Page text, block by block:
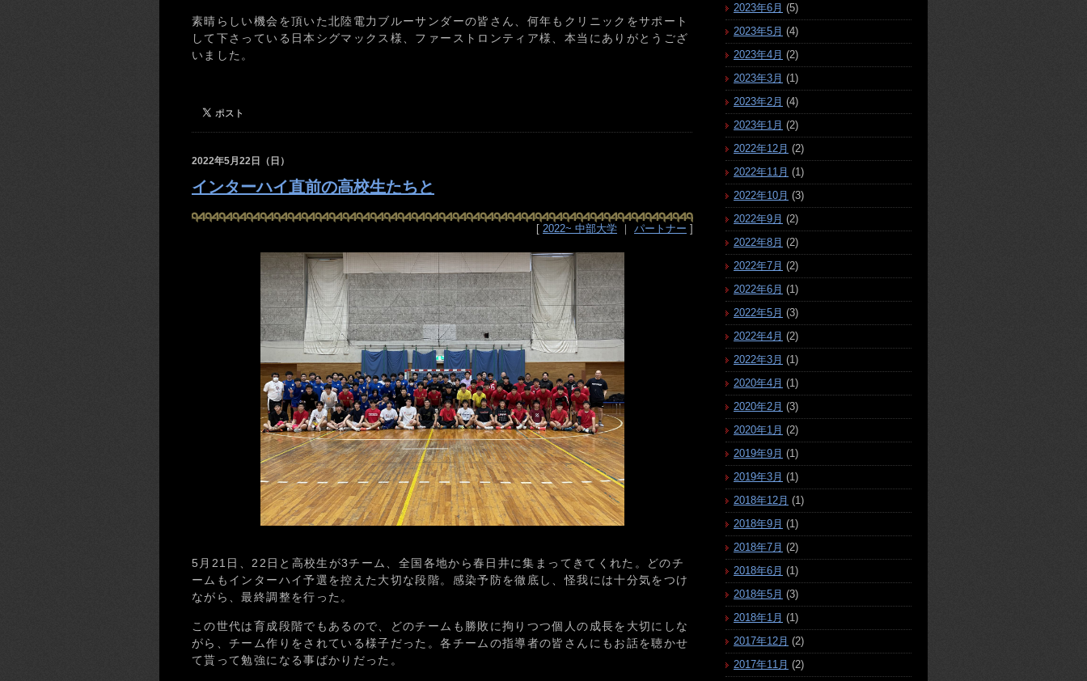
素晴らしい機会を頂いた北陸電力ブルーサンダーの皆さん、何年もクリニックをサポート
して下さっている日本シグマックス様、ファーストロンティア様、本当にありがとうござ
いました。
2022年5月22日（日）
インターハイ直前の高校生たちと
[ 2022~ 中部大学 ｜ パートナー ]
5月21日、22日と高校生が3チーム、全国各地から春日井に集まってきてくれた。どのチ
ームもインターハイ予選を控えた大切な段階。感染予防を徹底し、怪我には十分気をつけ
ながら、最終調整を行った。
この世代は育成段階でもあるので、どのチームも勝敗に拘りつつ個人の成長を大切にしな
がら、チーム作りをされている様子だった。各チームの指導者の皆さんにもお話を聴かせ
て貰って勉強になる事ばかりだった。
2023年6月 (5)
2023年5月 (4)
2023年4月 (2)
2023年3月 (1)
2023年2月 (4)
2023年1月 (2)
2022年12月 (2)
2022年11月 (1)
2022年10月 (3)
2022年9月 (2)
2022年8月 (2)
2022年7月 (2)
2022年6月 (1)
2022年5月 (3)
2022年4月 (2)
2022年3月 (1)
2020年4月 (1)
2020年2月 (3)
2020年1月 (2)
2019年9月 (1)
2019年3月 (1)
2018年12月 (1)
2018年9月 (1)
2018年7月 (2)
2018年6月 (1)
2018年5月 (3)
2018年1月 (1)
2017年12月 (2)
2017年11月 (2)